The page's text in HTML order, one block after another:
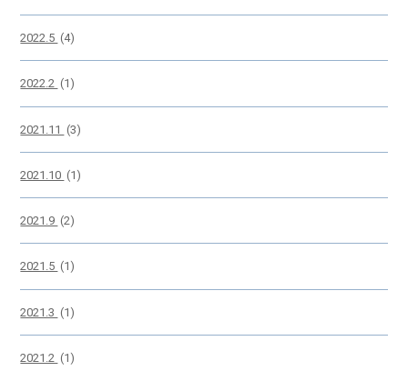
2022.5 (4)
2022.2 (1)
2021.11 (3)
2021.10 (1)
2021.9 (2)
2021.5 (1)
2021.3 (1)
2021.2 (1)